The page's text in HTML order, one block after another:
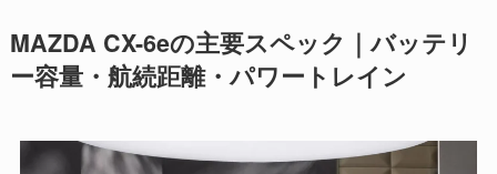
MAZDA CX-6eの主要スペック｜バッテリ
ー容量・航続距離・パワートレイン